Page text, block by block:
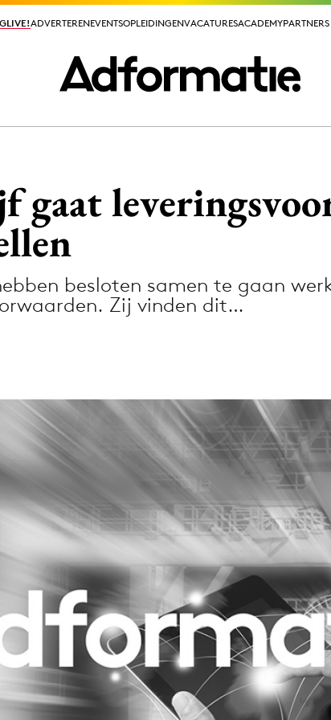
ADVERTERENEVENTSOPLEIDINGENVACATURESACADEMYPARTNERS
ADVERTERENEVENTSOPLEIDINGENVACATURESACADEMYPARTNERS
Media
Merkstrategie
Reputatie & crisis
gaat
besloten samen te gaan
Zij vinden dit…